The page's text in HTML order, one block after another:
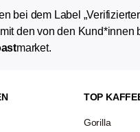
bei dem Label
den von den Kund*innen
market.